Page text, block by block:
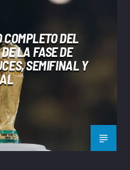
DEL
LA FASE DE
SEMIFINAL Y